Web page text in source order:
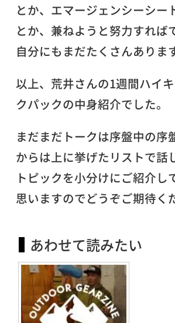
とか、エマージェンシーシー
とか、兼ねようと努力すれば
自分にもまだたくさんありま
以上、荒井さんの1週間ハイ
クパックの中身紹介でした。
まだまだトークは序盤中の序
からは上に挙げたリストで話
トピックを小分けにご紹介し
思いますのでどうぞご期待く
あわせて読みたい